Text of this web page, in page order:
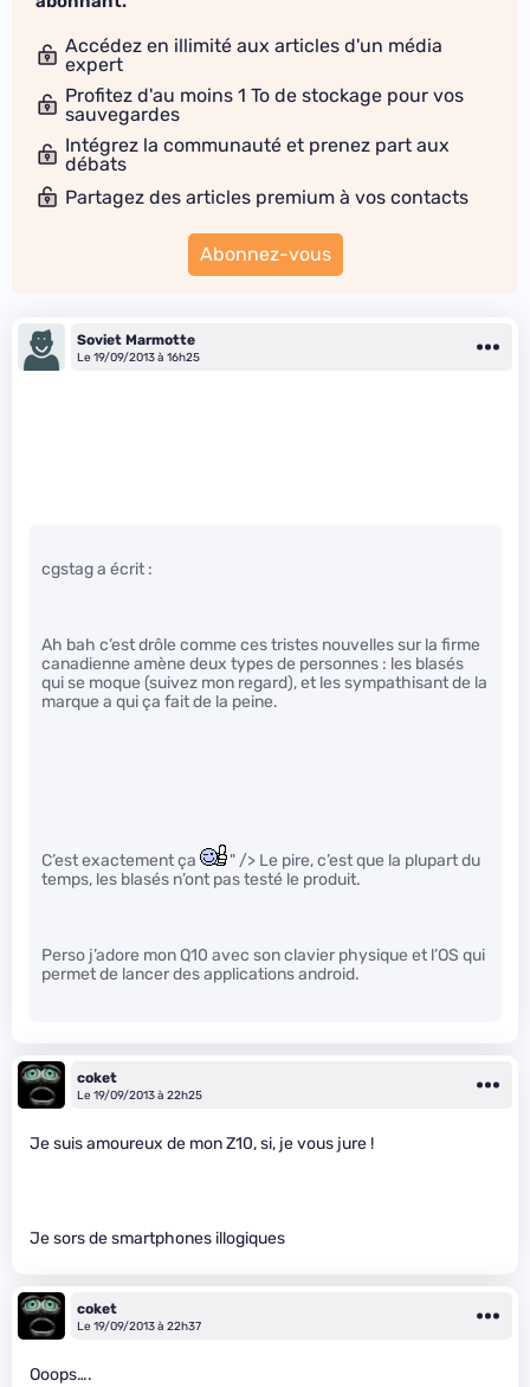
Accédez en illimité aux articles d'un média
expert
Profitez d'au moins 1 To de stockage pour vos
sauvegardes
Intégrez la communauté et prenez part aux
débats
Partagez des articles premium à vos contacts
Abonnez-vous
Soviet Marmotte
Le 19/09/2013 à 16h25
cgstag a écrit :
Ah bah c’est drôle comme ces tristes nouvelles sur la firme
canadienne amène deux types de personnes : les blasés
qui se moque (suivez mon regard), et les sympathisant de la
marque a qui ça fait de la peine.
C’est exactement ça
" /> Le pire, c’est que la plupart du
temps, les blasés n’ont pas testé le produit.
Perso j’adore mon Q10 avec son clavier physique et l’OS qui
permet de lancer des applications android.
coket
Le 19/09/2013 à 22h25
Je suis amoureux de mon Z10, si, je vous jure !
Je sors de smartphones illogiques
coket
Le 19/09/2013 à 22h37
Ooops….